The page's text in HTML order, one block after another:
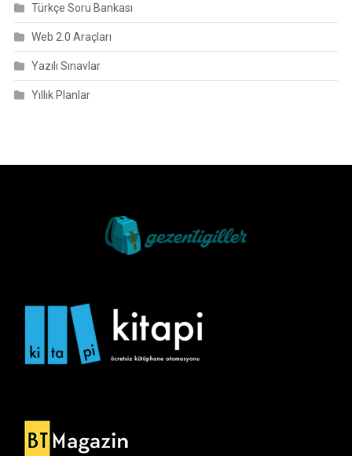
Türkçe Soru Bankası
Web 2.0 Araçları
Yazılı Sınavlar
Yıllık Planlar